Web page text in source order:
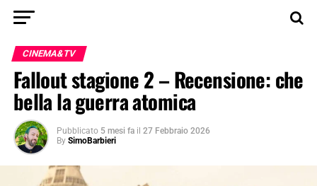
CINEMA&TV
Fallout stagione 2 – Recensione: che
bella la guerra atomica
Pubblicato 5 mesi fa il 27 Febbraio 2026
By SimoBarbieri